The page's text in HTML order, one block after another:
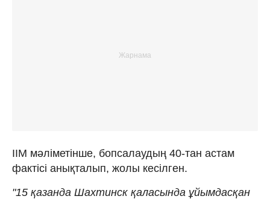
ІІМ мәліметінше, бопсалаудың 40-тан астам
фактісі анықталып, жолы кесілген.
"15 қазанда Шахтинск қаласында ұйымдасқан